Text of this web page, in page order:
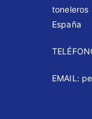
toneleros
España
EMAIL: